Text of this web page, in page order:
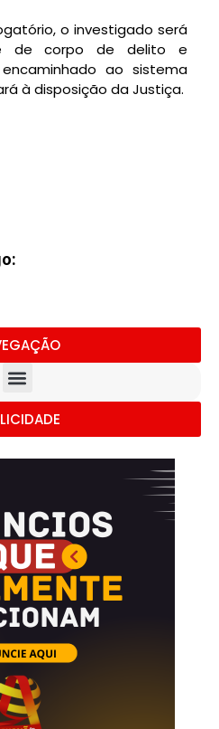
o investigado será
de corpo de delito e
ao sistema
à disposição da Justiça.